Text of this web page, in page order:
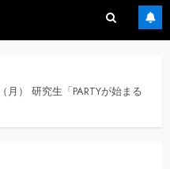
月） 研究生「PARTYが始まる